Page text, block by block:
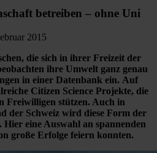
betreiben – ohne Uni
2015
die sich in ihrer Freizeit der
ihre Umwelt ganz genau
in einer Datenbank ein. Auf
Citizen Science Projekte, die
Freiwilligen stützen. Auch in
der Schweiz wird diese Form der
eine Auswahl an spannenden
große Erfolge feiern konnten.